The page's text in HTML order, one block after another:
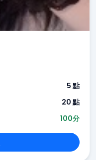
5 點
20 點
100分